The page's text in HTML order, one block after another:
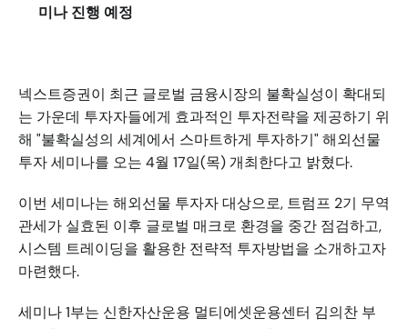
미나 진행 예정
넥스트증권이 최근 글로벌 금융시장의 불확실성이 확대되
는 가운데 투자자들에게 효과적인 투자전략을 제공하기 위
해 "불확실성의 세계에서 스마트하게 투자하기" 해외선물
투자 세미나를 오는 4월 17일(목) 개최한다고 밝혔다.
이번 세미나는 해외선물 투자자 대상으로, 트럼프 2기 무역
관세가 실효된 이후 글로벌 매크로 환경을 중간 점검하고,
시스템 트레이딩을 활용한 전략적 투자방법을 소개하고자
마련했다.
세미나 1부는 신한자산운용 멀티에셋운용센터 김의찬 부